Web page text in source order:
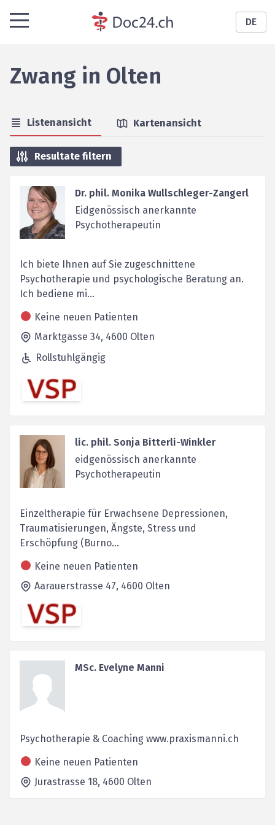
DE
Zwang in Olten
Listenansicht Kartenansicht
Resultate filtern
Dr. phil. Monika Wullschleger-Zangerl
Eidgenössisch anerkannte
Psychotherapeutin
Ich biete Ihnen auf Sie zugeschnittene
Psychotherapie und psychologische Beratung an.
Ich bediene mi...
Keine neuen Patienten
Marktgasse 34, 4600 Olten
Rollstuhlgängig
lic. phil. Sonja Bitterli-Winkler
eidgenössisch anerkannte
Psychotherapeutin
Einzeltherapie für Erwachsene Depressionen,
Traumatisierungen, Ängste, Stress und
Erschöpfung (Burno...
Keine neuen Patienten
Aarauerstrasse 47, 4600 Olten
MSc. Evelyne Manni
Psychotherapie & Coaching www.praxismanni.ch
Keine neuen Patienten
Jurastrasse 18, 4600 Olten